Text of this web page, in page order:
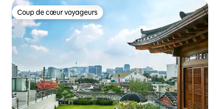
Coup de cœur voyageurs
Coup de cœur voyageurs